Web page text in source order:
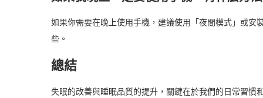
如果你需要在晚上使用手機，建議使用「夜間模式」或安
些。
總結
失眠的改善與睡眠品質的提升，關鍵在於我們的日常習慣